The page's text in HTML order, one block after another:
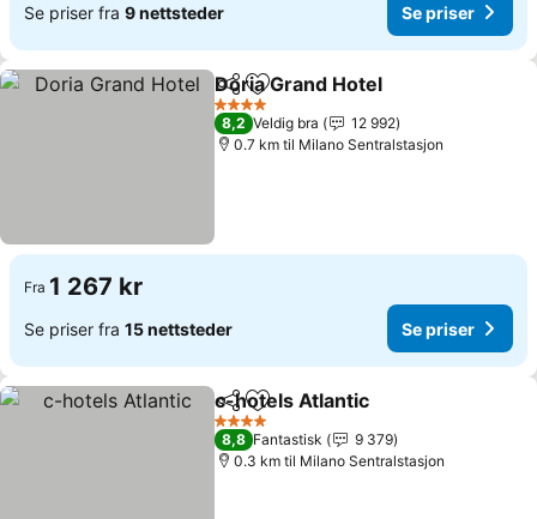
Se priser fra 9 nettsteder Se priser
Del Legg til i favoritter
Doria Grand Hotel
4 Stjerner
8,2 Veldig bra
12 992
0.7 km til Milano Sentralstasjon
Fra 1 267 kr
Se priser fra 15 nettsteder Se priser
Del Legg til i favoritter
c-hotels Atlantic
4 Stjerner
8,8 Fantastisk
9 379
0.3 km til Milano Sentralstasjon